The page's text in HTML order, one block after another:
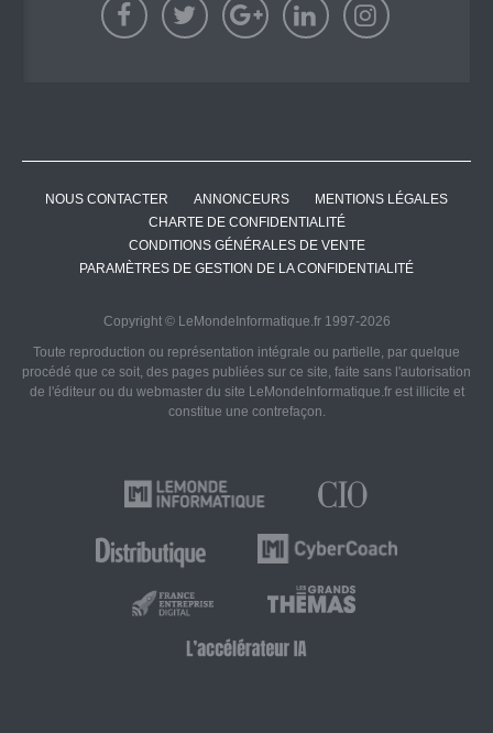
NOUS CONTACTER ANNONCEURS
MENTIONS LÉGALES
CHARTE DE CONFIDENTIALITÉ
CONDITIONS GÉNÉRALES DE VENTE
PARAMÈTRES DE GESTION DE LA CONFIDENTIALITÉ
Copyright © LeMondeInformatique.fr 1997-2026
Toute reproduction ou représentation intégrale ou partielle, par quelque
procédé que ce soit, des pages publiées sur ce site, faite sans l'autorisation
de l'éditeur ou du webmaster du site LeMondeInformatique.fr est illicite et
constitue une contrefaçon.